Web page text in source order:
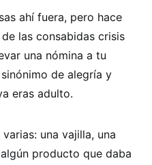
ahí fuera, pero hace
las consabidas crisis
una nómina a tu
de alegría y
eras adulto.
una vajilla, una
producto que daba